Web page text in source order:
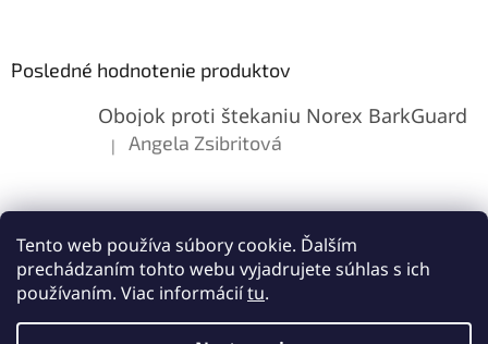
Tento web používa súbory cookie. Ďalším
prechádzaním tohto webu vyjadrujete súhlas s ich
používaním. Viac informáciítu.
Posledné hodnotenie produktov
Obojok proti štekaniu Norex BarkGuard
Hodnotenie produktu je 5 z 5 hviezdičiek.
| Angela Zsibritová
Vytvoril Shoptet